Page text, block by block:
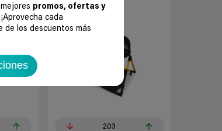
promos, ofertas y
cada
de los descuentos más
-50%
203